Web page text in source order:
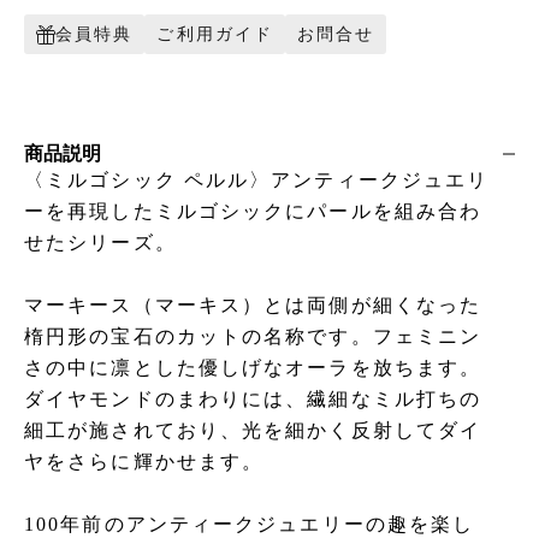
会員特典 ご利用ガイド お問合せ
商品説明
〈ミルゴシック ペルル〉アンティークジュエリ
ーを再現したミルゴシックにパールを組み合わ
せたシリーズ。
マーキース（マーキス）とは両側が細くなった
楕円形の宝石のカットの名称です。フェミニン
さの中に凛とした優しげなオーラを放ちます。
ダイヤモンドのまわりには、繊細なミル打ちの
細工が施されており、光を細かく反射してダイ
ヤをさらに輝かせます。
100年前のアンティークジュエリーの趣を楽し